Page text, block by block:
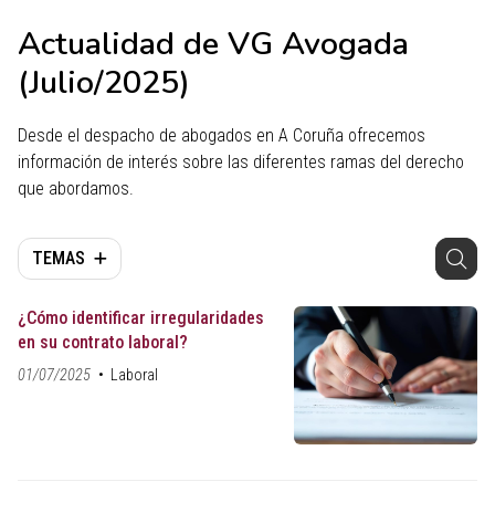
Actualidad de VG Avogada
(Julio/2025)
Desde el despacho de abogados en A Coruña ofrecemos
información de interés sobre las diferentes ramas del derecho
que abordamos.
TEMAS
¿Cómo identificar irregularidades
en su contrato laboral?
01/07/2025 Laboral